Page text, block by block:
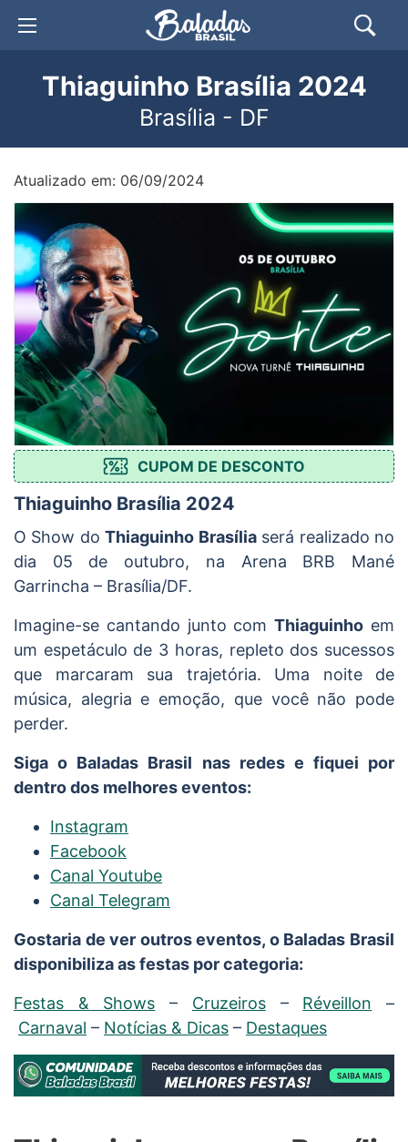
Thiaguinho Brasília 2024
Brasília - DF
Atualizado em: 06/09/2024
CUPOM DE DESCONTO
Thiaguinho Brasília 2024
O Show doThiaguinho Brasíliaserá realizado no
dia 05 de outubro, na Arena BRB Mané
Garrincha – Brasília/DF.
Imagine-se cantando junto comThiaguinho em
um espetáculo de 3 horas, repleto dos sucessos
que marcaram sua trajetória. Uma noite de
música, alegria e emoção, que você não pode
perder.
Siga o Baladas Brasil nas redes e fiquei por
dentro dos melhores eventos:
Instagram
Facebook
Canal Youtube
Canal Telegram
Gostaria de ver outros eventos, o Baladas Brasil
disponibiliza as festas por categoria:
Festas & Shows – Cruzeiros– Réveillon –
Carnaval – Notícias & Dicas – Destaques